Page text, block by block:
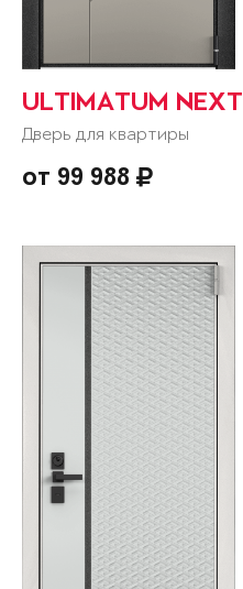
ULTIMATUM NEXT
Дверь для квартиры
от 99 988